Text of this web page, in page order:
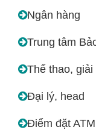
Ngân hàng
Trung tâm
Thể thao, giải
Đại lý, head
Điểm đặt ATM